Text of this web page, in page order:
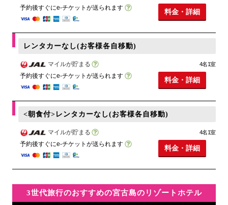
予約後すぐにe-チケットが送られます
料金・詳細
レンタカーなし(お客様各自移動)
マイルが貯まる
予約後すぐにe-チケットが送られます
4名1室
料金・詳細
<朝食付>レンタカーなし(お客様各自移動)
マイルが貯まる
予約後すぐにe-チケットが送られます
4名1室
料金・詳細
3世代旅行のおすすめの宮古島のリゾートホテル